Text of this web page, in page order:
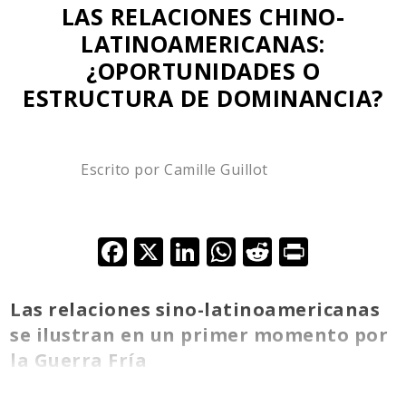
LAS RELACIONES CHINO-
LATINOAMERICANAS:
¿OPORTUNIDADES O
ESTRUCTURA DE DOMINANCIA?
Escrito por Camille Guillot
F
e
b
o
X Li
k
e
W
at
s
R
d
di
t
Las relaciones sino-latinoamericanas
se ilustran en un primer momento por
la Guerra Fría